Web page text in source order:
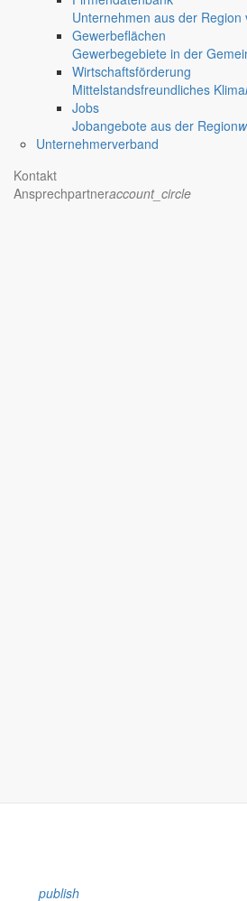
Unternehmen aus der Region
Gewerbeflächen
Gewerbegebiete in der
Wirtschaftsförderung
Mittelstandsfreundliches Klima
Jobs
Jobangebote aus der Region
Unternehmerverband
Kontakt
Ansprechpartneraccount_circle
viele Informationen online bereit.
im “Schöpsboten – Dorfzeitung &
der Region und des Lebens im
publish